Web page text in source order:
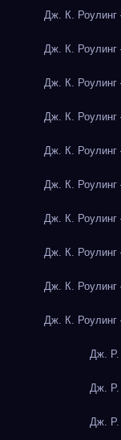
Дж. К. Роулинг
Дж. К. Роулинг
Дж. К. Роулинг
Дж. К. Роулинг
Дж. К. Роулинг
Дж. К. Роулинг
Дж. К. Роулинг
Дж. К. Роулинг
Дж. К. Роулинг
Дж. К. Роулинг
Дж. Р.
Дж. Р.
Дж. Р.